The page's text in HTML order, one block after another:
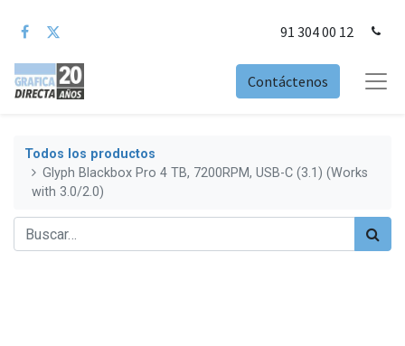
91 304 00 12
Contáctenos
Todos los productos
Glyph Blackbox Pro 4 TB, 7200RPM, USB-C (3.1) (Works
with 3.0/2.0)